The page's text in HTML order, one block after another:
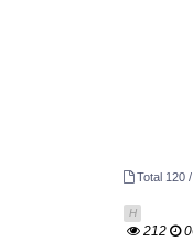
Total 120 /
H
212